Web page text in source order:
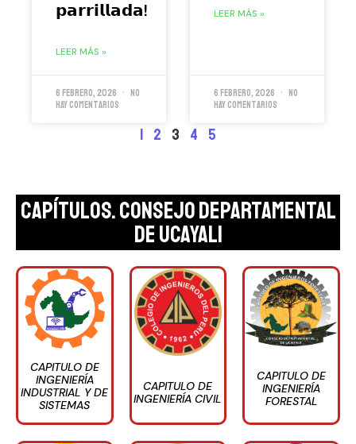
𝗽𝗮𝗿𝗿𝗶𝗹𝗹𝗮𝗱𝗮!
LEER MÁS »
6 febrero, 2026
No
hay comentarios
LEER MÁS »
6 febrero, 2026
No
hay comentarios
1 2 3 4 5
CAPÍTULOS. Consejo Departamental
de Ucayali
CAPITULO DE
INGENIERÍA
INDUSTRIAL Y DE
SISTEMAS
CAPITULO DE
INGENIERÍA CIVIL
CAPITULO DE
INGENIERÍA
FORESTAL